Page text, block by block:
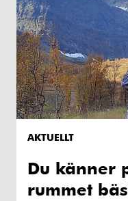
AKTUELLT
Du känner
rummet